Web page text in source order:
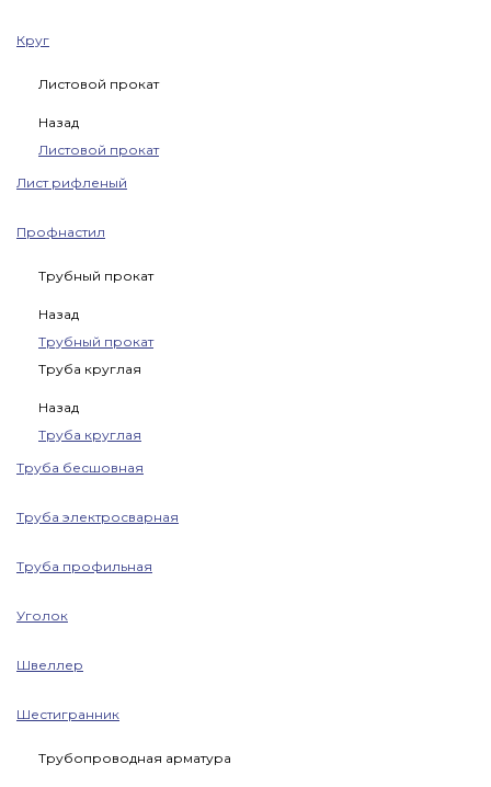
Круг
Листовой прокат
Назад
Листовой прокат
Лист рифленый
Профнастил
Трубный прокат
Назад
Трубный прокат
Труба круглая
Назад
Труба круглая
Труба бесшовная
Труба электросварная
Труба профильная
Уголок
Швеллер
Шестигранник
Трубопроводная арматура